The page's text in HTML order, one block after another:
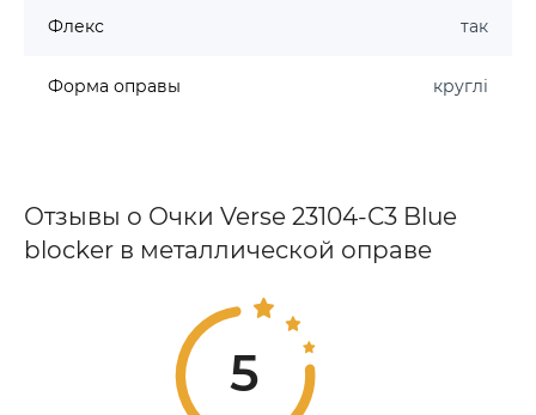
Флекс так
Форма оправы круглі
Отзывы о Очки Verse 23104-С3 Blue
blocker в металлической оправе
5